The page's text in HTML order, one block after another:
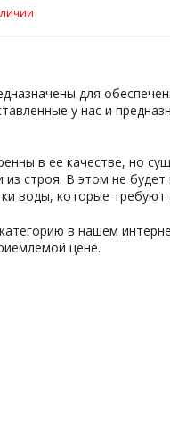
для
у нас и
в ее качестве, но
строя. В этом не
воды, которые
в нашем
цене.